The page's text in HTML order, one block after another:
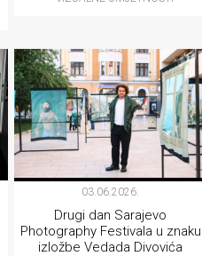
03.06.2026.
Drugi dan Sarajevo
Photography Festivala u znaku
izložbe Vedada Divovića